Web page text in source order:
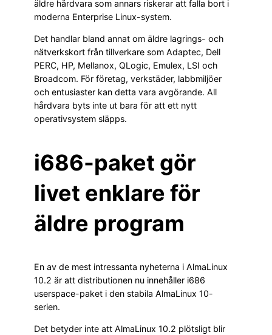
äldre hårdvara som annars riskerar att falla bort i
moderna Enterprise Linux-system.
Det handlar bland annat om äldre lagrings- och
nätverkskort från tillverkare som Adaptec, Dell
PERC, HP, Mellanox, QLogic, Emulex, LSI och
Broadcom. För företag, verkstäder, labbmiljöer
och entusiaster kan detta vara avgörande. All
hårdvara byts inte ut bara för att ett nytt
operativsystem släpps.
i686-paket gör
livet enklare för
äldre program
En av de mest intressanta nyheterna i AlmaLinux
10.2 är att distributionen nu innehåller i686
userspace-paket i den stabila AlmaLinux 10-
serien.
Det betyder inte att AlmaLinux 10.2 plötsligt blir